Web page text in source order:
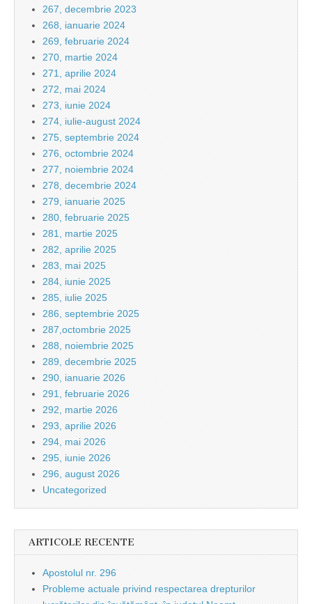
267, decembrie 2023
268, ianuarie 2024
269, februarie 2024
270, martie 2024
271, aprilie 2024
272, mai 2024
273, iunie 2024
274, iulie-august 2024
275, septembrie 2024
276, octombrie 2024
277, noiembrie 2024
278, decembrie 2024
279, ianuarie 2025
280, februarie 2025
281, martie 2025
282, aprilie 2025
283, mai 2025
284, iunie 2025
285, iulie 2025
286, septembrie 2025
287,octombrie 2025
288, noiembrie 2025
289, decembrie 2025
290, ianuarie 2026
291, februarie 2026
292, martie 2026
293, aprilie 2026
294, mai 2026
295, iunie 2026
296, august 2026
Uncategorized
ARTICOLE RECENTE
Apostolul nr. 296
Probleme actuale privind respectarea drepturilor